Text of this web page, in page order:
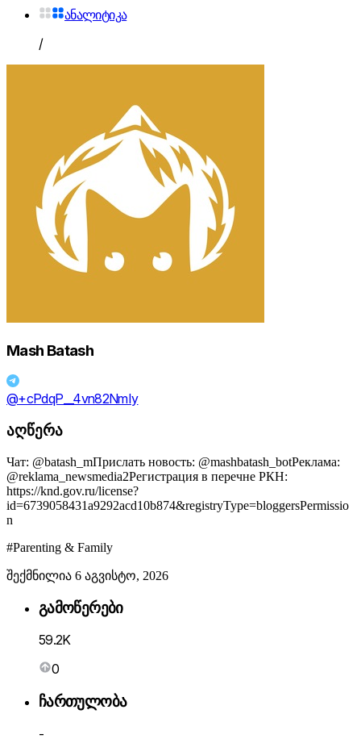
ანალიტიკა
/
Mash Batash
@+cPdqP__4vn82NmIy
აღწერა
Чат: @batash_mПрислать новость: @mashbatash_botРеклама:
@reklama_newsmedia2Регистрация в перечне РКН:
https://knd.gov.ru/license?
id=6739058431a9292acd10b874&registryType=bloggersPermissio
n
#Parenting & Family
შექმნილია 6 აგვისტო, 2026
გამოწერები
59.2K
0
ჩართულობა
-